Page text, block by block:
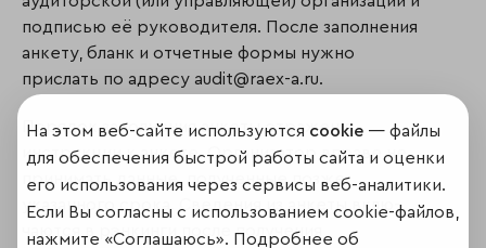
подписью её руководителя. После заполнения
анкету, бланк и отчетные формы нужно
прислать по адресу audit@raex-a.ru.
Порядок заполнения анкеты отражен в
инструкции к анкете. Организатор вправе не
принимать данные, полученные позже
указанного срока. Сведения из анкеты вклю­
чаются в рэнкинги после получения
На этом веб-сайте используются cookie — файлы
для обеспечения быстрой работы сайта и оценки
его использования через сервисы веб-аналитики.
Если Вы согласны с использованием cookie-файлов,
нажмите «Соглашаюсь». Подробнее об